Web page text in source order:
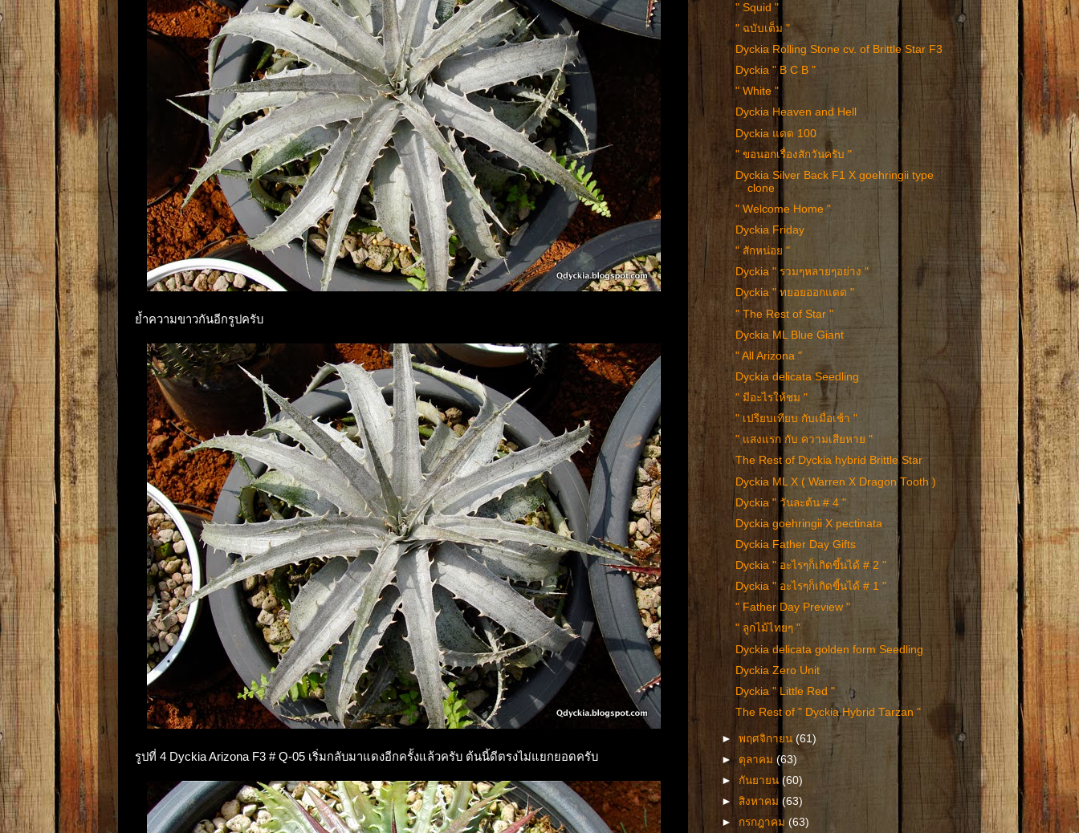
ย้ำความขาวกันอีกรูปครับ
รูปที่ 4 Dyckia Arizona F3 # Q-05 เริ่มกลับมาแดงอีกครั้งแล้วครับ ต้นนี้ดีตรงไม่แยกยอดครับ
" Squid "
" ฉบับเต็ม "
Dyckia Rolling Stone cv. of Brittle Star F3
Dyckia " B C B "
" White "
Dyckia Heaven and Hell
Dyckia แดด 100
" ขอนอกเรื่องสักวันครับ "
Dyckia Silver Back F1 X goehringii type
clone
" Welcome Home "
Dyckia Friday
" สักหน่อย "
Dyckia " รวมๆหลายๆอย่าง "
Dyckia " ทยอยออกแดด "
" The Rest of Star "
Dyckia ML Blue Giant
" All Arizona "
Dyckia delicata Seedling
" มีอะไรให้ชม "
" เปรียบเทียบ กับเมื่อเช้า "
" แสงแรก กับ ความเสียหาย "
The Rest of Dyckia hybrid Brittle Star
Dyckia ML X ( Warren X Dragon Tooth )
Dyckia " วันละต้น # 4 "
Dyckia goehringii X pectinata
Dyckia Father Day Gifts
Dyckia " อะไรๆก็เกิดขึ้นได้ # 2 "
Dyckia " อะไรๆก็เกิดขี้นได้ # 1 "
" Father Day Preview "
" ลูกไม้ไทยๆ "
Dyckia delicata golden form Seedling
Dyckia Zero Unit
Dyckia " Little Red "
The Rest of " Dyckia Hybrid Tarzan "
►พฤศจิกายน (61)
► ตุลาคม(63)
►กันยายน(60)
►สิงหาคม(63)
► กรกฎาคม(63)